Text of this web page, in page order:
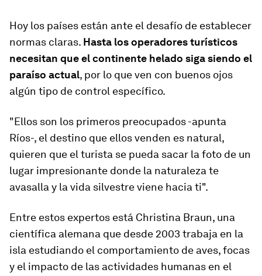
Hoy los países están ante el desafío de establecer
normas claras. Hasta los operadores turísticos
necesitan que el continente helado siga siendo el
paraíso actual, por lo que ven con buenos ojos
algún tipo de control específico.
"Ellos son los primeros preocupados -apunta
Ríos-, el destino que ellos venden es natural,
quieren que el turista se pueda sacar la foto de un
lugar impresionante donde la naturaleza te
avasalla y la vida silvestre viene hacia ti".
Entre estos expertos está Christina Braun, una
científica alemana que desde 2003 trabaja en la
isla estudiando el comportamiento de aves, focas
y el impacto de las actividades humanas en el